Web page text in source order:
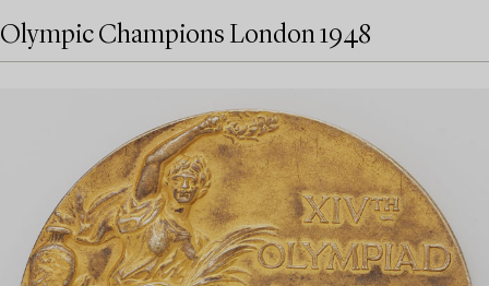
Olympic Champions London 1948